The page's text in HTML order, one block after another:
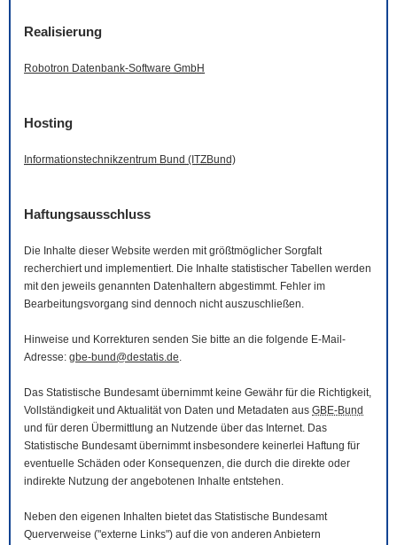
Realisierung
Robotron Datenbank-Software GmbH
Hosting
Informationstechnikzentrum Bund (ITZBund)
Haftungsausschluss
Die Inhalte dieser Website werden mit größtmöglicher Sorgfalt
recherchiert und implementiert. Die Inhalte statistischer Tabellen werden
mit den jeweils genannten Datenhaltern abgestimmt. Fehler im
Bearbeitungsvorgang sind dennoch nicht auszuschließen.
Hinweise und Korrekturen senden Sie bitte an die folgende E-Mail -
Adresse: gbe-bund@destatis.de.
Das Statistische Bundesamt übernimmt keine Gewähr für die Richtigkeit,
Vollständigkeit und Aktualität von Daten und Metadaten aus GBE-Bund
und für deren Übermittlung an Nutzende über das Internet. Das
Statistische Bundesamt übernimmt insbesondere keinerlei Haftung für
eventuelle Schäden oder Konsequenzen, die durch die direkte oder
indirekte Nutzung der angebotenen Inhalte entstehen.
Neben den eigenen Inhalten bietet das Statistische Bundesamt
Querverweise ("externe Links") auf die von anderen Anbietern